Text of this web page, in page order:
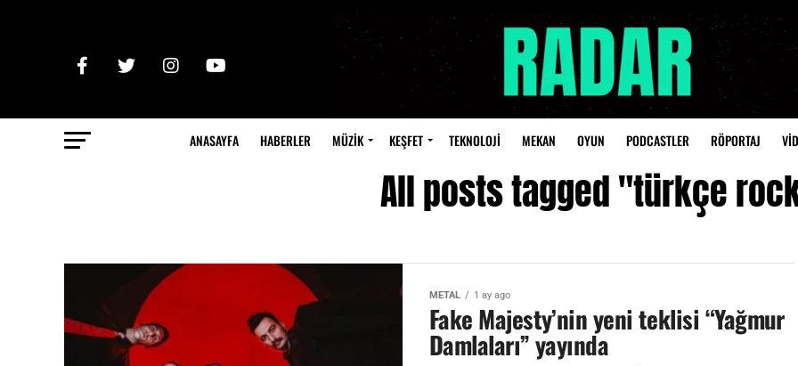
ANASAYFA HABERLER MÜZİK KEŞFET TEKNOLOJİ MEKAN OYUN PODCASTLER RÖPORTAJ
All posts tagged "türkçe
METAL 1 ay ago
Fake Majesty’nin yeni teklisi “Yağmur
Damlaları” yayında